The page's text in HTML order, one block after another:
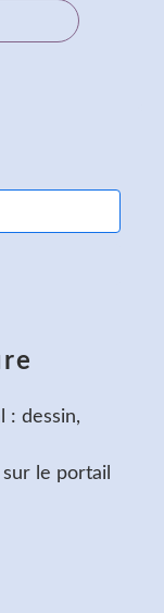
: dessin,
sur le portail